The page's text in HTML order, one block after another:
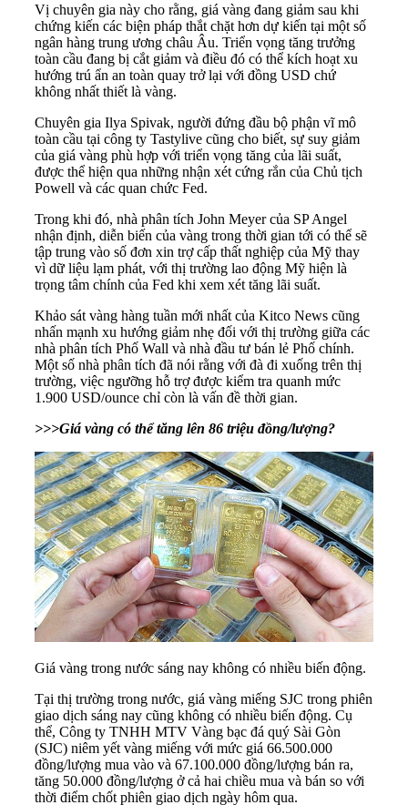
Vị chuyên gia này cho rằng, giá vàng đang giảm sau khi
chứng kiến các biện pháp thắt chặt hơn dự kiến tại một số
ngân hàng trung ương châu Âu. Triển vọng tăng trưởng
toàn cầu đang bị cắt giảm và điều đó có thể kích hoạt xu
hướng trú ẩn an toàn quay trở lại với đồng USD chứ
không nhất thiết là vàng.
Chuyên gia Ilya Spivak, người đứng đầu bộ phận vĩ mô
toàn cầu tại công ty Tastylive cũng cho biết, sự suy giảm
của giá vàng phù hợp với triển vọng tăng của lãi suất,
được thể hiện qua những nhận xét cứng rắn của Chủ tịch
Powell và các quan chức Fed.
Trong khi đó, nhà phân tích John Meyer của SP Angel
nhận định, diễn biến của vàng trong thời gian tới có thể sẽ
tập trung vào số đơn xin trợ cấp thất nghiệp của Mỹ thay
vì dữ liệu lạm phát, với thị trường lao động Mỹ hiện là
trọng tâm chính của Fed khi xem xét tăng lãi suất.
Khảo sát vàng hàng tuần mới nhất của Kitco News cũng
nhấn mạnh xu hướng giảm nhẹ đối với thị trường giữa các
nhà phân tích Phố Wall và nhà đầu tư bán lẻ Phố chính.
Một số nhà phân tích đã nói rằng với đà đi xuống trên thị
trường, việc ngưỡng hỗ trợ được kiểm tra quanh mức
1.900 USD/ounce chỉ còn là vấn đề thời gian.
>>>Giá vàng có thể tăng lên 86 triệu đồng/lượng?
Giá vàng trong nước sáng nay không có nhiều biến động.
Tại thị trường trong nước, giá vàng miếng SJC trong phiên
giao dịch sáng nay cũng không có nhiều biến động. Cụ
thể, Công ty TNHH MTV Vàng bạc đá quý Sài Gòn
(SJC) niêm yết vàng miếng với mức giá 66.500.000
đồng/lượng mua vào và 67.100.000 đồng/lượng bán ra,
tăng 50.000 đồng/lượng ở cả hai chiều mua và bán so với
thời điểm chốt phiên giao dịch ngày hôm qua.